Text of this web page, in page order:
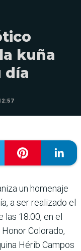
kuña
día
un homenaje
a ser realizado el
18:00, en el
Colorado,
Hérib Campos